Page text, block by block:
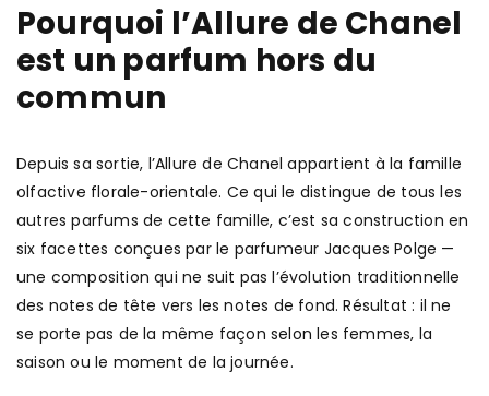
Pourquoi l’Allure de Chanel
est un parfum hors du
commun
Depuis sa sortie, l’Allure de Chanel appartient à la famille
olfactive florale-orientale. Ce qui le distingue de tous les
autres parfums de cette famille, c’est sa construction en
six facettes conçues par le parfumeur Jacques Polge —
une composition qui ne suit pas l’évolution traditionnelle
des notes de tête vers les notes de fond. Résultat : il ne
se porte pas de la même façon selon les femmes, la
saison ou le moment de la journée.